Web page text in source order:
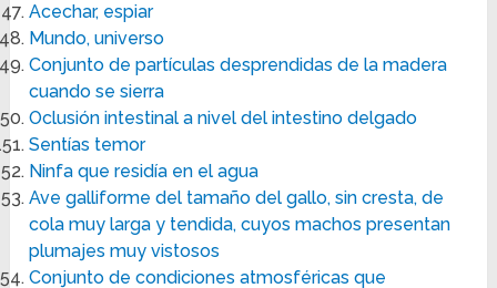
Acechar, espiar
Mundo, universo
Conjunto de partículas desprendidas de la madera
cuando se sierra
Oclusión intestinal a nivel del intestino delgado
Sentías temor
Ninfa que residía en el agua
Ave galliforme del tamaño del gallo, sin cresta, de
cola muy larga y tendida, cuyos machos presentan
plumajes muy vistosos
Conjunto de condiciones atmosféricas que